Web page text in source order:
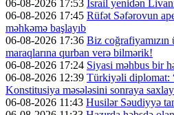
06-08-2026 17:53 İsrail yenidən
06-08-2026 17:45 Rüfət Səfərovun
məhkəmə başlayıb
06-08-2026 17:36 Biz
maraqlarına qurban verə bilmərik!
06-08-2026 17:24 Siyasi məhbus bir
06-08-2026 12:39 Türkiyəli diplomat:
Konstitusiya məsələsini sonraya
06-08-2026 11:43 Husilər Səudiyyə